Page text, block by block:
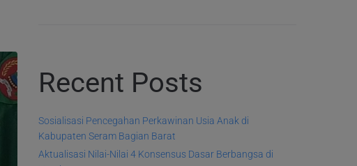
Recent Posts
Sosialisasi Pencegahan Perkawinan Usia Anak di
Kabupaten Seram Bagian Barat
Aktualisasi Nilai-Nilai 4 Konsensus Dasar Berbangsa di